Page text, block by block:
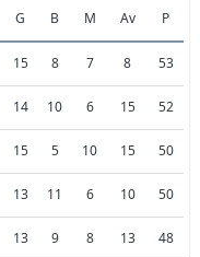
G B M Av P
15 8 7 8 53
14 10 6 15 52
15 5 10 15 50
13 11 6 10 50
13 9 8 13 48